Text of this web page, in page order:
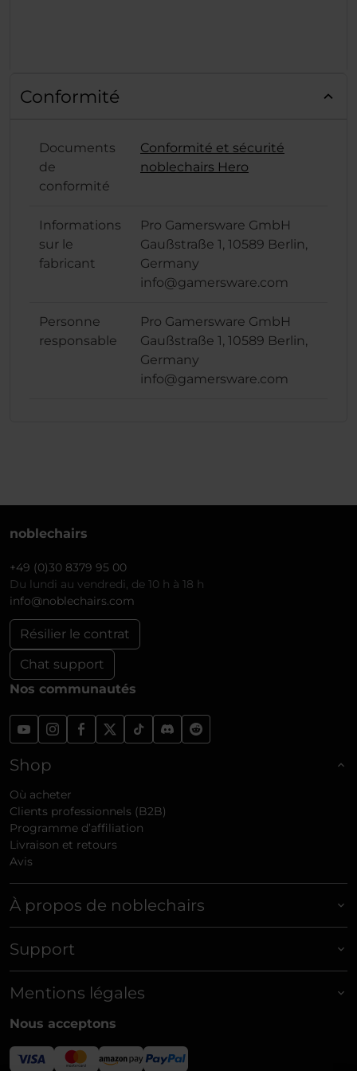
Conformité
Documents
de
conformité
Conformité et sécurité
noblechairs Hero
Informations
sur le
fabricant
Pro Gamersware GmbH
Gaußstraße 1, 10589 Berlin,
Germany
info@gamersware.com
Personne
responsable
Pro Gamersware GmbH
Gaußstraße 1, 10589 Berlin,
Germany
info@gamersware.com
noblechairs
+49 (0)30 8379 95 00
Du lundi au vendredi, de 10 h à 18 h
info@noblechairs.com
Résilier le contrat
Chat support
Nos communautés
Shop
Où acheter
Clients professionnels (B2B)
Programme d’affiliation
Livraison et retours
Avis
À propos de noblechairs
Support
Mentions légales
Nous acceptons